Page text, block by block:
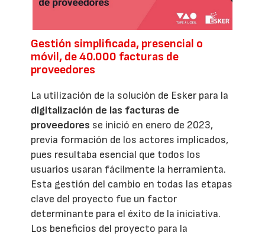
Gestión simplificada, presencial o
móvil, de 40.000 facturas de
proveedores
La utilización de la solución de Esker para la
digitalización de las facturas de
proveedores se inició en enero de 2023,
previa formación de los actores implicados,
pues resultaba esencial que todos los
usuarios usaran fácilmente la herramienta.
Esta gestión del cambio en todas las etapas
clave del proyecto fue un factor
determinante para el éxito de la iniciativa.
Los beneficios del proyecto para la